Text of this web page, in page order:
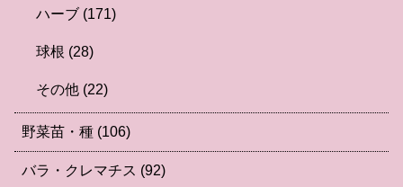
ハーブ (171)
球根 (28)
その他 (22)
野菜苗・種 (106)
バラ・クレマチス (92)